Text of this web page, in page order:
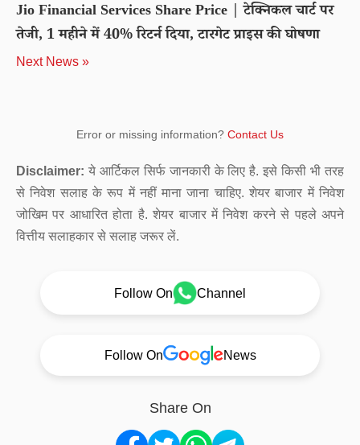
Jio Financial Services Share Price | टेक्निकल चार्ट पर
तेजी, 1 महीने में 40% रिटर्न दिया, टारगेट प्राइस की घोषणा
Next News »
Error or missing information? Contact Us
Disclaimer: ये आर्टिकल सिर्फ जानकारी के लिए है. इसे किसी भी तरह
से निवेश सलाह के रूप में नहीं माना जाना चाहिए. शेयर बाजार में निवेश
जोखिम पर आधारित होता है. शेयर बाजार में निवेश करने से पहले अपने
वित्तीय सलाहकार से सलाह जरूर लें.
Follow On Channel
Follow On News
Share On